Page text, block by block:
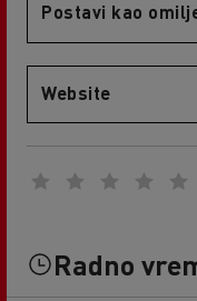
Postavi kao
Website
Radno